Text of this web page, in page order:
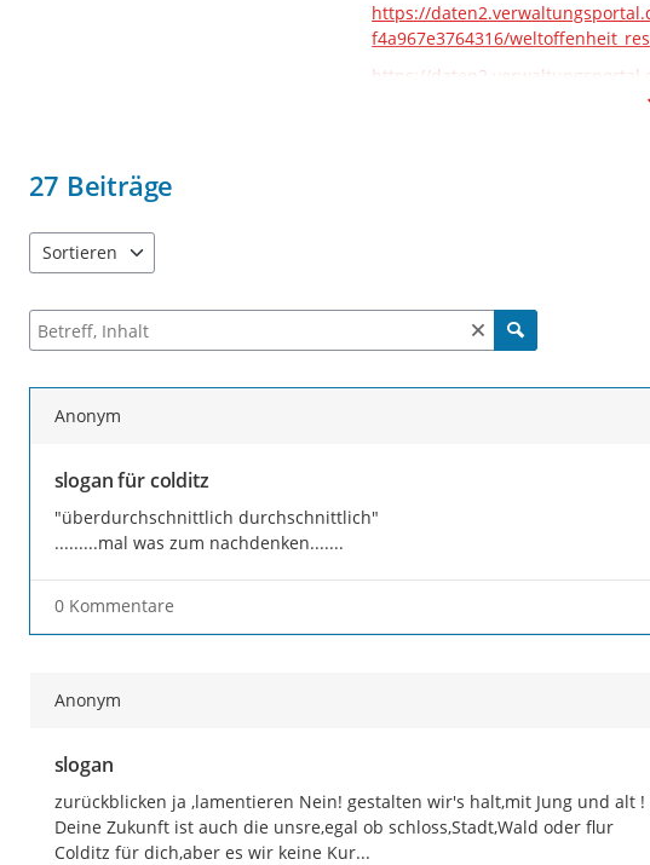
https://
f4a967e3764316/
https://
f4a967e3764316/
Wir freuen uns auf Ihre
27 Beiträge
Sortieren
Suche nach Beiträgen und Kommentaren
Anonym
slogan für colditz
"überdurchschnittlich durchschnittlich"
.........mal was zum nachdenken.......
0 Kommentare
Anonym
slogan
zurückblicken ja ,lamentieren Nein! gestalten wir's halt,mit Jung und alt !
Deine Zukunft ist auch die unsre,egal ob schloss,Stadt,Wald oder flur
Colditz für dich,aber es wir keine Kur...